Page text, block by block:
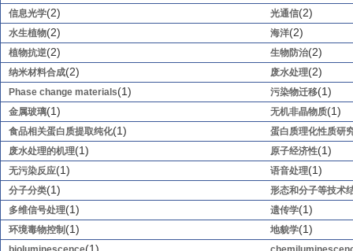
信息光学(2) 光通信(2)
水生植物(2) 海洋(2)
植物抗逆(2) 生物防治(2)
纳米材料合成(2) 废水处理(2)
Phase change materials(1) 污染物迁移(1)
金属玻璃(1) 无机非晶物质(1)
食品相关蛋白质提取纯化(1)
蛋白质理化性质研
废水处理的机理(1) 原子经济性(1)
无污染反应(1) 语音处理(1)
分子分类(1)
形态和分子等技术
多维信号处理(1) 遗传学(1)
环境毒物控制 (1) 地貌学(1)